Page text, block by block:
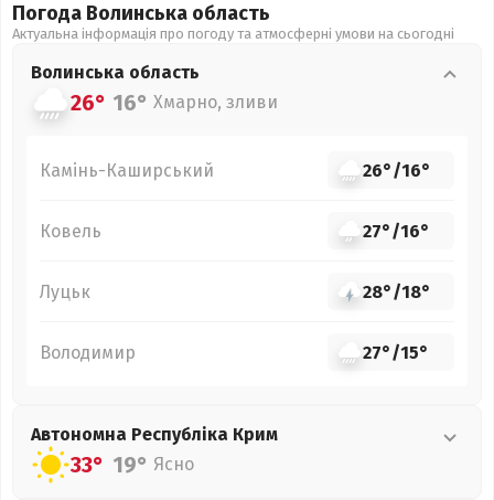
Погода Волинська область
Актуальна інформація про погоду та атмосферні умови на сьогодні
Волинська область
26° 16° Хмарно, зливи
Камінь-Каширський 26°/16°
Ковель 27°/16°
Луцьк 28°/18°
Володимир 27°/15°
Автономна Республіка Крим
33° 19° Ясно